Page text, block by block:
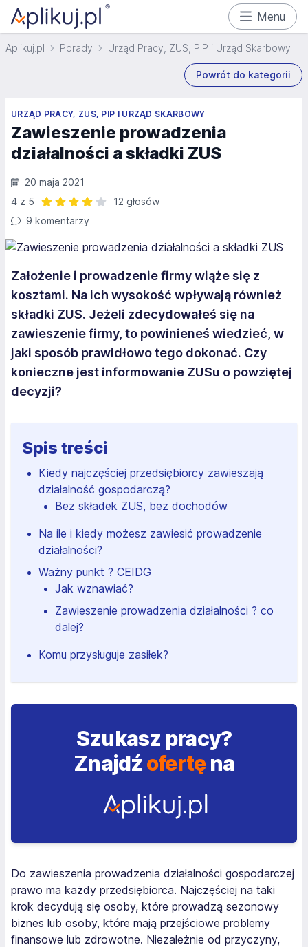
Menu
Aplikuj.pl Porady Urząd Pracy, ZUS, PIP i Urząd Skarbowy
Powrót do kategorii
URZĄD PRACY, ZUS, PIP I URZĄD SKARBOWY
Zawieszenie prowadzenia
działalności a składki ZUS
20 maja 2021
4 z 5
12 głosów
9 komentarzy
Założenie i prowadzenie firmy wiąże się z
kosztami. Na ich wysokość wpływają również
składki ZUS. Jeżeli zdecydowałeś się na
zawieszenie firmy, to powinieneś wiedzieć, w
jaki sposób prawidłowo tego dokonać. Czy
konieczne jest informowanie ZUSu o powziętej
decyzji?
Spis treści
Kiedy najczęściej przedsiębiorcy zawieszają
działalność gospodarczą?
Bez składek ZUS, bez dochodów
Na ile i kiedy możesz zawiesić prowadzenie
działalności?
Ważny punkt ? CEIDG
Jak wznawiać?
Zawieszenie prowadzenia działalności ? co
dalej?
Komu przysługuje zasiłek?
Szukasz pracy?
Znajdź ofertęna
Do zawieszenia prowadzenia działalności gospodarczej
prawo ma każdy przedsiębiorca. Najczęściej na taki
krok decydują się osoby, które prowadzą sezonowy
biznes lub osoby, które mają przejściowe problemy
finansowe lub zdrowotne. Niezależnie od przyczyny,